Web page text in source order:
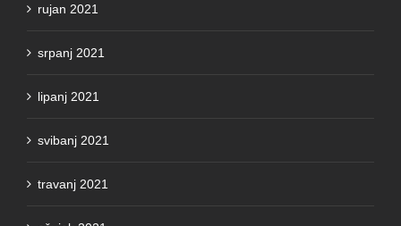
rujan 2021
srpanj 2021
lipanj 2021
svibanj 2021
travanj 2021